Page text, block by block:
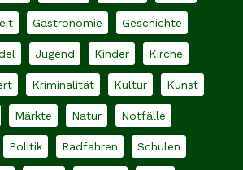
Gastronomie Geschichte
Jugend Kinder Kirche
Kriminalität Kultur Kunst
Märkte Natur Notfälle
Politik Radfahren Schulen